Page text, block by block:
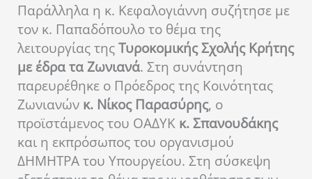
Παράλληλα η κ. Κεφαλογιάννη συζήτησε με
τον κ. Παπαδόπουλο το θέμα της
λειτουργίας τηςΤυροκομικής Σχολής Κρήτης
με έδρα τα Ζωνιανά. Στη συνάντηση
παρευρέθηκε ο Πρόεδρος της Κοινότητας
Ζωνιανών κ. Νίκος Παρασύρης, ο
προϊστάμενος του ΟΑΔΥΚ κ. Σπανουδάκης
και η εκπρόσωπος του οργανισμού
ΔΗΜΗΤΡΑ του Υπουργείου. Στη σύσκεψη